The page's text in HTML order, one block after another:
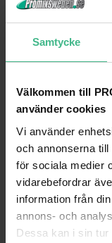
Samtycke
Välkommen till
använder cookies
Vi använder
och annonserna
för sociala medier
vidarebefordrar
information från
annons- och
Dessa kan i sin tur